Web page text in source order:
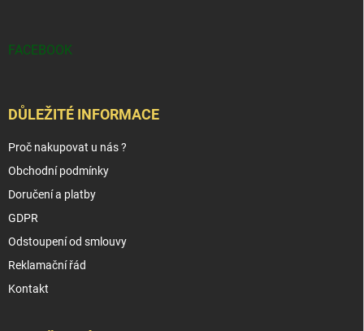
FACEBOOK
DŮLEŽITÉ INFORMACE
Proč nakupovat u nás ?
Obchodní podmínky
Doručení a platby
GDPR
Odstoupení od smlouvy
Reklamační řád
Kontakt